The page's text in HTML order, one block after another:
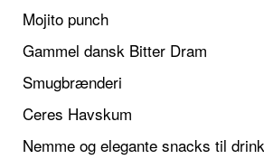
Mojito punch
Gammel dansk Bitter Dram
Smugbrænderi
Ceres Havskum
Nemme og elegante snacks til